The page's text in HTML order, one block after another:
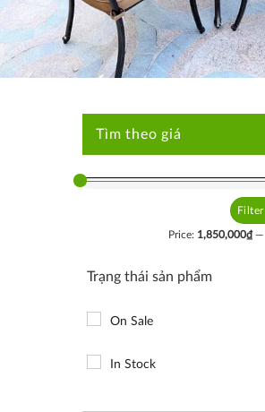
Tìm theo giá
Filter
Price: 1,850,000₫—
Trạng thái sản phẩm
On Sale
In Stock